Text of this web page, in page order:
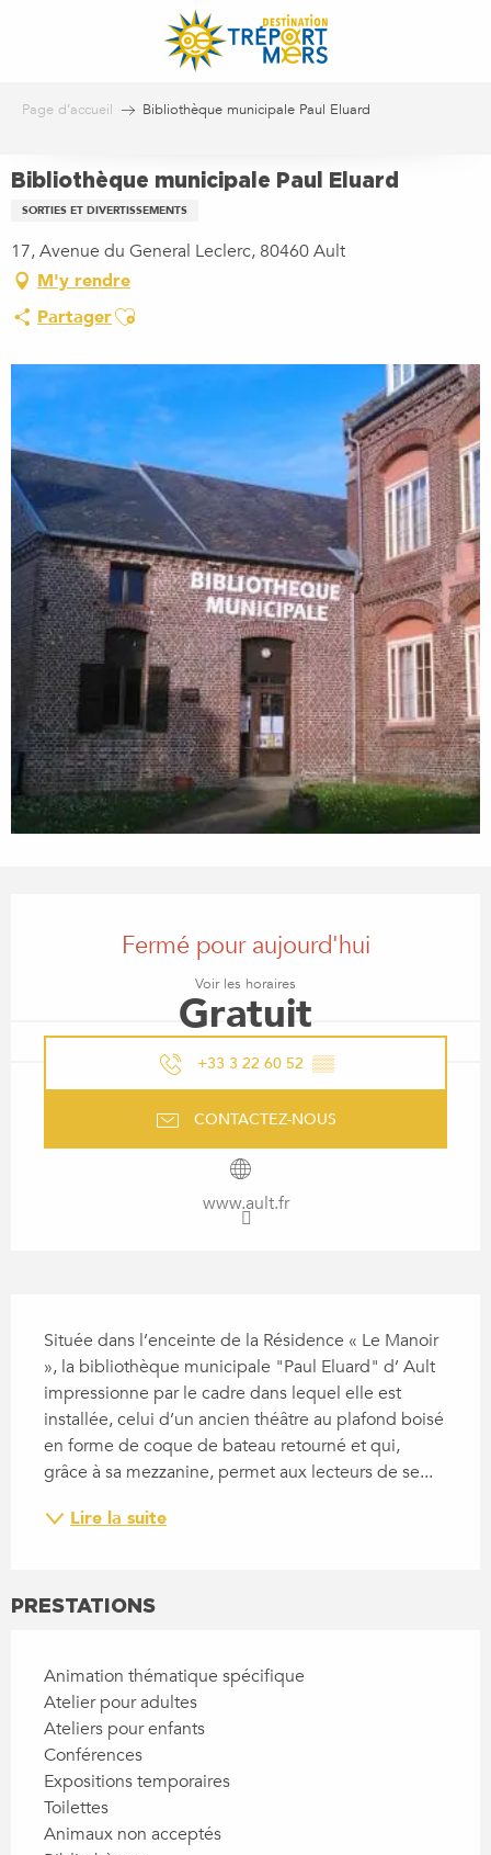
Page d’accueil Bibliothèque municipale Paul Eluard
Bibliothèque municipale Paul Eluard
SORTIES ET DIVERTISSEMENTS
17, Avenue du General Leclerc, 80460 Ault
M'y rendre
PartagerAjouter aux favoris
Fermé pour aujourd'hui
Voir les horaires
Gratuit
+33 3 22 60 52 ▒▒
CONTACTEZ-NOUS
www.ault.fr
Située dans l’enceinte de la Résidence « Le Manoir
», la bibliothèque municipale "Paul Eluard" d’ Ault
impressionne par le cadre dans lequel elle est
installée, celui d’un ancien théâtre au plafond boisé
en forme de coque de bateau retourné et qui,
grâce à sa mezzanine, permet aux lecteurs de se...
Lire la suite
PRESTATIONS
Animation thématique spécifique
Atelier pour adultes
Ateliers pour enfants
Conférences
Expositions temporaires
Toilettes
Animaux non acceptés